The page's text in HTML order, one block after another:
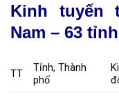
Kinh tuyến
Nam – 63
TT
Tỉnh, Thành
phố